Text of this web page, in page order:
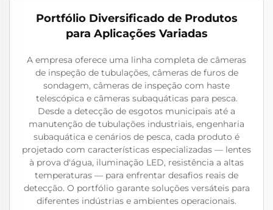
Portfólio Diversificado de Produtos
para Aplicações Variadas
A empresa oferece uma linha completa de câmeras
de inspeção de tubulações, câmeras de furos de
sondagem, câmeras de inspeção com haste
telescópica e câmeras subaquáticas para pesca.
Desde a detecção de esgotos municipais até a
manutenção de tubulações industriais, engenharia
subaquática e cenários de pesca, cada produto é
projetado com características especializadas — lentes
à prova d'água, iluminação LED, resistência a altas
temperaturas — para enfrentar desafios reais de
detecção. O portfólio garante soluções versáteis para
diferentes indústrias e ambientes operacionais.